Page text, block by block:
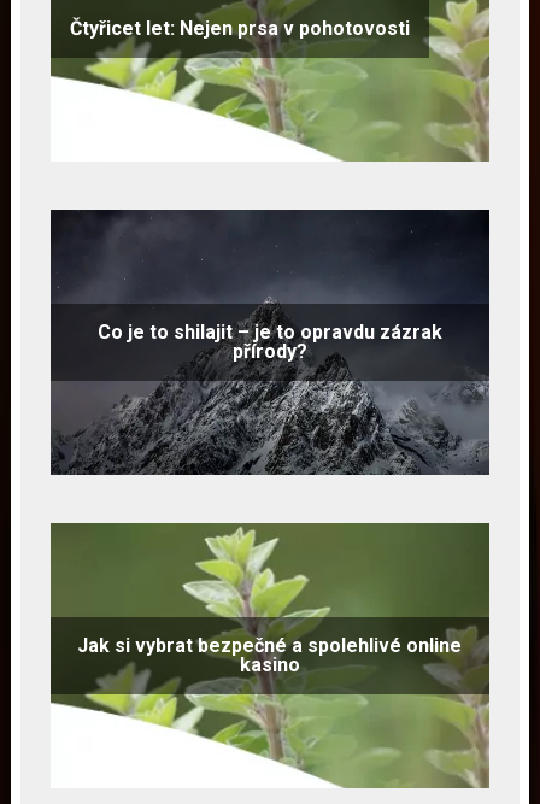
Čtyřicet let: Nejen prsa v pohotovosti
Co je to shilajit – je to opravdu zázrak
přírody?
Jak si vybrat bezpečné a spolehlivé online
kasino